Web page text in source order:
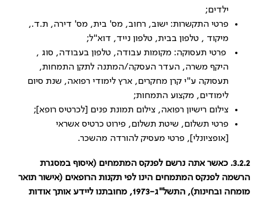
ילדים;
פרטי התקשרות: ישוב, רחוב, מס' בית, מס' דירה, ת.ד.,
מיקוד , טלפון בבית, טלפון נייד, דוא"ל;
פרטי תעסוקה: מקומות עבודה, טלפון בעבודה, סוג ,
היקף משרה, העדר העסקה/המתנה לתקן התמחות,
תעסוקה ע"י קרן מחקרים, ארץ לימודי רפואה, שנת סיום
לימודים, מקצוע התמחות;
צילום רישיון רפואה, צילום תמונת פנים [לכרטיס רופא];
פרטי תשלום, שיטת תשלום, פירוט כרטיס אשראי
[אופציונלי], פרטי מעסיק להורדה מהשכר.
3.2.2. כאשר אתה נרשם לפנקס המתמחים (איסוף במסגרת
הרשמה לפנקס המתמחים הינו לפי תקנות הרופאים (אישור תואר
מומחה ובחינות), התשל"ג-1973, מחובתנו ליידע אותך אודות